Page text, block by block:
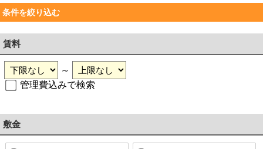
条件を絞り込む
賃料
～
管理費込みで検索
敷金